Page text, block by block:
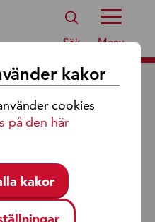
Läns Logotyp
Sök Meny
kakor
cookies
på den här
kakor